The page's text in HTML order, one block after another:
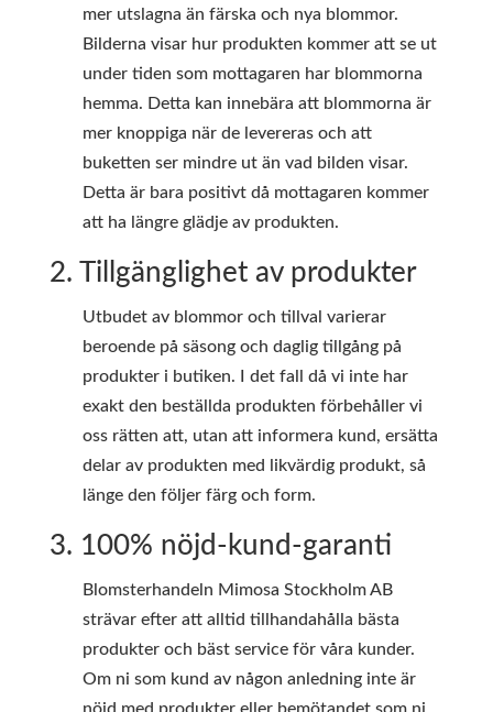
mer utslagna än färska och nya blommor.
Bilderna visar hur produkten kommer att se ut
under tiden som mottagaren har blommorna
hemma. Detta kan innebära att blommorna är
mer knoppiga när de levereras och att
buketten ser mindre ut än vad bilden visar.
Detta är bara positivt då mottagaren kommer
att ha längre glädje av produkten.
2. Tillgänglighet av produkter
Utbudet av blommor och tillval varierar
beroende på säsong och daglig tillgång på
produkter i butiken. I det fall då vi inte har
exakt den beställda produkten förbehåller vi
oss rätten att, utan att informera kund, ersätta
delar av produkten med likvärdig produkt, så
länge den följer färg och form.
3. 100% nöjd-kund-garanti
Blomsterhandeln Mimosa Stockholm AB
strävar efter att alltid tillhandahålla bästa
produkter och bäst service för våra kunder.
Om ni som kund av någon anledning inte är